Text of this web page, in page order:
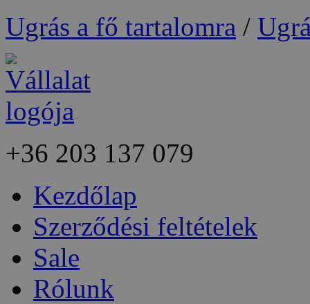
Ugrás a fő tartalomra /
+36 203 137 079
Kezdőlap
Szerződési feltételek
Sale
Rólunk